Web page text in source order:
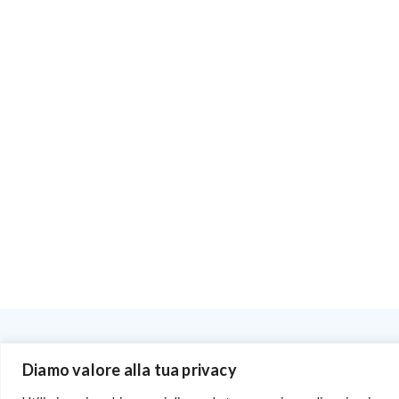
Diamo valore alla tua privacy